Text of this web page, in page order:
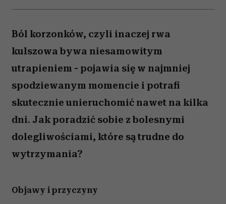
Ból korzonków, czyli inaczej rwa
kulszowa bywa niesamowitym
utrapieniem - pojawia się w najmniej
spodziewanym momencie i potrafi
skutecznie unieruchomić nawet na kilka
dni. Jak poradzić sobie z bolesnymi
dolegliwościami, które są trudne do
wytrzymania?
Objawy i przyczyny